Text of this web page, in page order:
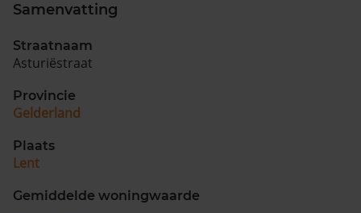
Samenvatting
Straatnaam
Asturiëstraat
Provincie
Gelderland
Plaats
Lent
Gemiddelde woningwaarde